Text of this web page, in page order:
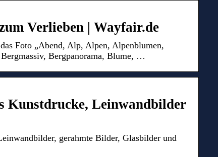
Verlieben | Wayfair.de
Foto „Abend, Alp, Alpen, Alpenblumen,
Bergpanorama, Blume, …
Kunstdrucke, Leinwandbilder
gerahmte Bilder, Glasbilder und